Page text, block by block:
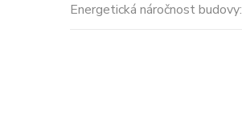
Energetická náročnost budovy: